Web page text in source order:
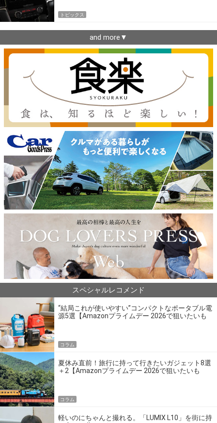
トピックス
and more▼
スペシャルレコメンド
“結局これが使いやすい”コンパクトなポータブル電
源5選【Amazonプライムデー 2026で狙いたいも
コラム
夏休み直前！旅行に持って行きたいガジェット8選
＋2【Amazonプライムデー 2026で狙いたいも
コラム
軽いのにちゃんと撮れる。「LUMIX L10」を街に持